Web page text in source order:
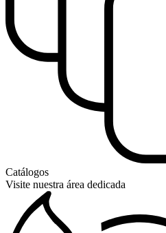
Catálogos
Visite nuestra área dedicada